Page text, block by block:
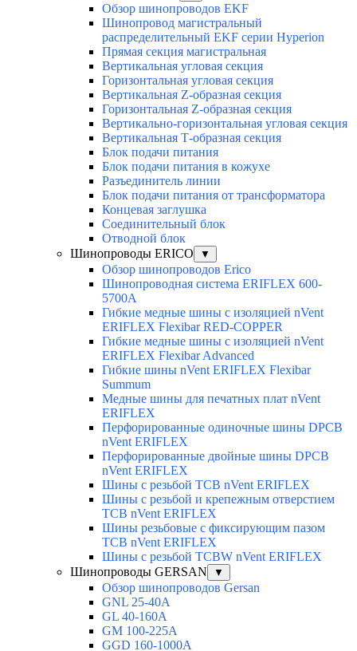
Обзор шинопроводов EKF
Шинопровод магистральный
распределительный EKF серии Hyperion
Прямая секция магистральная
Вертикальная угловая секция
Горизонтальная угловая секция
Вертикальная Z-образная секция
Горизонтальная Z-образная секция
Вертикально-горизонтальная угловая секция
Вертикальная Т-образная секция
Блок подачи питания
Блок подачи питания в кожухе
Разъединитель линии
Блок подачи питания от трансформатора
Концевая заглушка
Соединительный блок
Отводной блок
Шинопроводы ERICO
▼
Обзор шинопроводов Erico
Шинопроводная система ERIFLEX 600-
5700A
Гибкие медные шины с изоляцией nVent
ERIFLEX Flexibar RED-COPPER
Гибкие медные шины с изоляцией nVent
ERIFLEX Flexibar Advanced
Гибкие шины nVent ERIFLEX Flexibar
Summum
Медные шины для печатных плат nVent
ERIFLEX
Перфорированные одиночные шины DPCB
nVent ERIFLEX
Перфорированные двойные шины DPCB
nVent ERIFLEX
Шины с резьбой TCB nVent ERIFLEX
Шины с резьбой и крепежным отверстием
TCB nVent ERIFLEX
Шины резьбовые с фиксирующим пазом
TCB nVent ERIFLEX
Шины с резьбой TCBW nVent ERIFLEX
Шинопроводы GERSAN
▼
Обзор шинопроводов Gersan
GNL 25-40A
GL 40-160A
GM 100-225A
GGD 160-1000A